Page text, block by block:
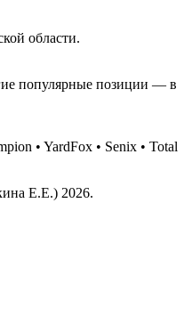
области.
популярные позиции — в
• YardFox • Senix • Total
Е.Е.) 2026.